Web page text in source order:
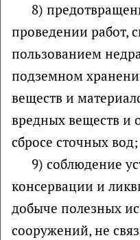
8)
проведении работ,
пользованием
подземном
веществ и
вредных веществ и
сбросе сточных вод;
9) соблюдение
консервации и
добыче полезных
сооружений, не